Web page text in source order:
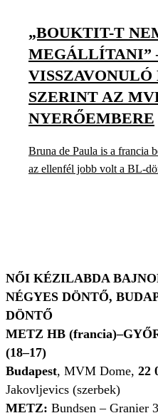
„BOUKTIT-T
MEGÁLLÍTANI”
SZERINT AZ
NYERŐEMBERE
Bruna de Paula is a francia
az ellenfél jobb volt a BL-
NŐI KÉZILABDA
NÉGYES DÖNTŐ,
DÖNTŐ
METZ HB
(18–17)
Budapest, MVM Dome, 22
Jakovljevics (szerbek)
METZ: Bundsen – Granier